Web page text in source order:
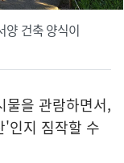
양 건축 양식이
물을 관람하면서,
'인지 짐작할 수